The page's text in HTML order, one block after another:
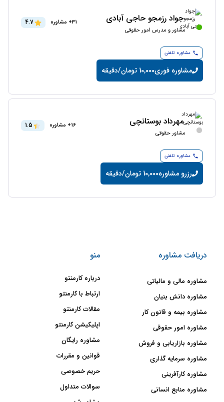
جواد رزمجو حاجی آبادی
مشاور و مدرس امور حقوقی
31+ مشاوره 4.7
مشاوره تلفنی
مشاوره فوری10,000 تومان/دقیقه
مهرداد بوستانچی
مشاور حقوقی
16+ مشاوره 1.5
مشاوره تلفنی
رزرو مشاوره10,000 تومان/دقیقه
دریافت مشاوره
مشاوره مالی و مالیاتی
مشاوره دانش بنیان
مشاوره بیمه و قانون کار
مشاوره امور حقوقی
مشاوره بازاریابی و فروش
مشاوره سرمایه گذاری
مشاوره کارآفرینی
مشاوره منابع انسانی
منو
درباره کارمنتو
ارتباط با کارمنتو
مقالات کارمنتو
اپلیکیشن کارمنتو
مشاوره رایگان
قوانین و مقررات
حریم خصوصی
سوالات متداول